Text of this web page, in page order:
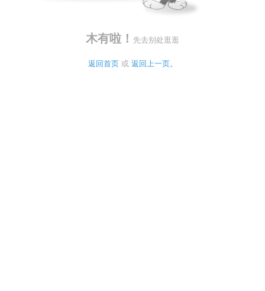
木有啦！ 先去别处逛逛
返回首页 或 返回上一页。